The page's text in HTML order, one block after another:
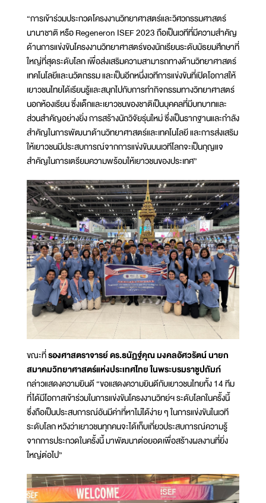
“การเข้าร่วมประกวดโครงงานวิทยาศาสตร์และวิศวกรรมศาสตร์
นานาชาติ หรือ Regeneron ISEF 2023 ถือเป็นเวทีที่มีความสำคัญ
ด้านการแข่งขันโครงงานวิทยาศาสตร์ของนักเรียนระดับมัธยมศึกษาที่
ใหญ่ที่สุดระดับโลก เพื่อส่งเสริมความสามารถทางด้านวิทยาศาสตร์
เทคโนโลยีและนวัตกรรม และเป็นอีกหนึ่งเวทีการแข่งขันที่เปิดโอกาสให้
เยาวชนไทยได้เรียนรู้และสนุกไปกับการทำกิจกรรมทางวิทยาศาสตร์
นอกห้องเรียน ซึ่งเด็กและเยาวชนของชาติเป็นบุคคลที่มีบทบาทและ
ส่วนสำคัญอย่างยิ่ง การสร้างนักวิจัยรุ่นใหม่ ซึ่งเป็นรากฐานและกำลัง
สำคัญในการพัฒนาด้านวิทยาศาสตร์และเทคโนโลยี และการส่งเสริม
ให้เยาวชนมีประสบการณ์จากการแข่งขันบนเวทีโลกจะเป็นกุญแจ
สำคัญในการเตรียมความพร้อมให้เยาวชนของประเทศ”
ขณะที่รองศาสตราจารย์ ดร.ธนัฏฐ์คุณ มงคลอัศวรัตน์ นายก
สมาคมวิทยาศาสตร์แห่งประเทศไทย ในพระบรมราชูปถัมภ์
กล่าวแสดงความยินดี “ขอแสดงความยินดีกับเยาวชนไทยทั้ง 14 ทีม
ที่ได้มีโอกาสเข้าร่วมในการแข่งขันโครงงานวิทย์ฯ ระดับโลกในครั้งนี้
ซึ่งถือเป็นประสบการณ์อันมีค่าที่หาไม่ได้ง่าย ๆ ในการแข่งขันในเวที
ระดับโลก หวังว่าเยาวชนทุกคนจะได้เก็บเกี่ยวประสบการณ์ความรู้
จากการประกวดในครั้งนี้ มาพัฒนาต่อยอดเพื่อสร้างผลงานที่ยิ่ง
ใหญ่ต่อไป”